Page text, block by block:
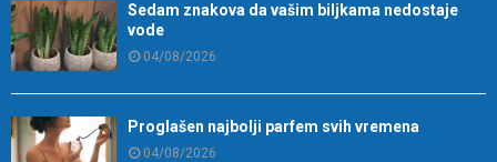
Sedam znakova da vašim biljkama nedostaje
vode
04/08/2026
Proglašen najbolji parfem svih vremena
04/08/2026